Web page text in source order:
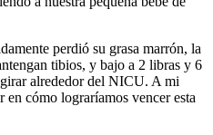
perdió su grasa marrón, la
tibios, y bajo a 2 libras y 6
alrededor del NICU. A mi
en cómo lograríamos vencer esta